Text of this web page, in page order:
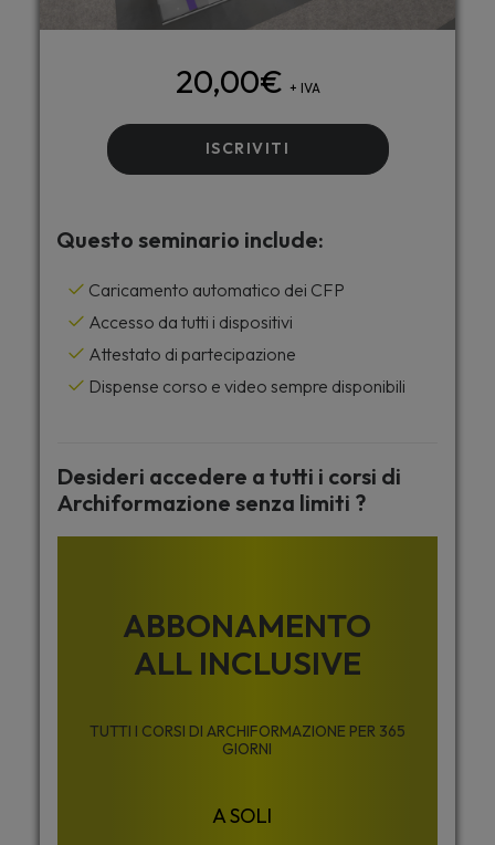
20,00€ + IVA
ISCRIVITI
Questo seminario include:
Caricamento automatico dei CFP
Accesso da tutti i dispositivi
Attestato di partecipazione
Dispense corso e video sempre disponibili
Desideri accedere a tutti i corsi di
Archiformazione senza limiti ?
ABBONAMENTO
ALL INCLUSIVE
TUTTI I CORSI DI ARCHIFORMAZIONE PER 365
GIORNI